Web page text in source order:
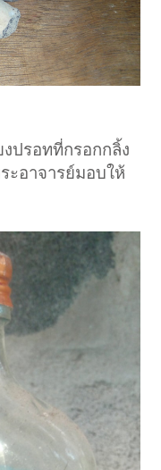
งปรอทที่กรอกกลิ้ง
ะอาจารย์มอบให้